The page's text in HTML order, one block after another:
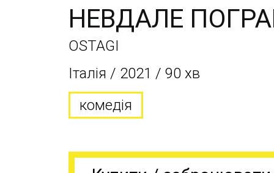
НЕВДАЛЕ
OSTAGI
Італія / 2021 / 90 хв
комедія